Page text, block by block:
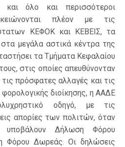
και όλο και περισσότεροι
πλέον με τις
ΚΕΦΟΚ και ΚΕΒΕΙΣ, τα
μεγάλα αστικά κέντρα της
τα Τμήματα Κεφαλαίου
στις οποίες απευθύνονταν
πρόσφατες αλλαγές και τις
φορολογικής διοίκησης, η ΑΑΔΕ
οδηγό, με τις
απορίες των πολιτών, όταν
υποβάλουν Δήλωση Φόρου
Φόρου Δωρεάς. Οι δηλώσεις